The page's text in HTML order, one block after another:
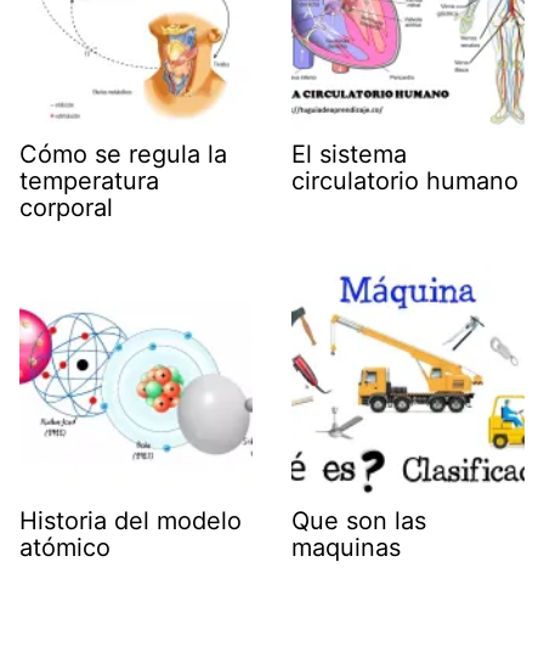
Cómo se regula la
temperatura
corporal
El sistema
circulatorio humano
Historia del modelo
atómico
Que son las
maquinas